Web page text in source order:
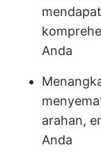
Anda
arahan,
Anda